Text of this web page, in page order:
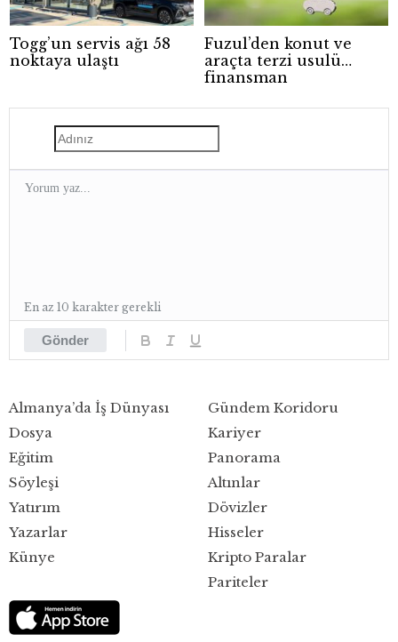
Togg’un servis ağı 58
noktaya ulaştı
Fuzul’den konut ve
araçta terzi usulü
finansman
Gönder
En az 10 karakter gerekli
Almanya’da İş Dünyası
Dosya
Eğitim
Gündem Koridoru
Kariyer
Panorama
Söyleşi
Yatırım
Yazarlar
Künye
Altınlar
Dövizler
Hisseler
Kripto Paralar
Pariteler